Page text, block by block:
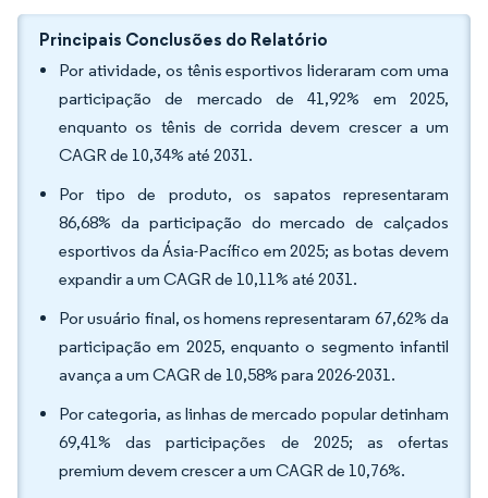
Principais Conclusões do Relatório
Por atividade, os tênis esportivos lideraram com uma
participação de mercado de 41,92% em 2025,
enquanto os tênis de corrida devem crescer a um
CAGR de 10,34% até 2031.
Por tipo de produto, os sapatos representaram
86,68% da participação do mercado de calçados
esportivos da Ásia-Pacífico em 2025; as botas devem
expandir a um CAGR de 10,11% até 2031.
Por usuário final, os homens representaram 67,62% da
participação em 2025, enquanto o segmento infantil
avança a um CAGR de 10,58% para 2026-2031.
Por categoria, as linhas de mercado popular detinham
69,41% das participações de 2025; as ofertas
premium devem crescer a um CAGR de 10,76%.